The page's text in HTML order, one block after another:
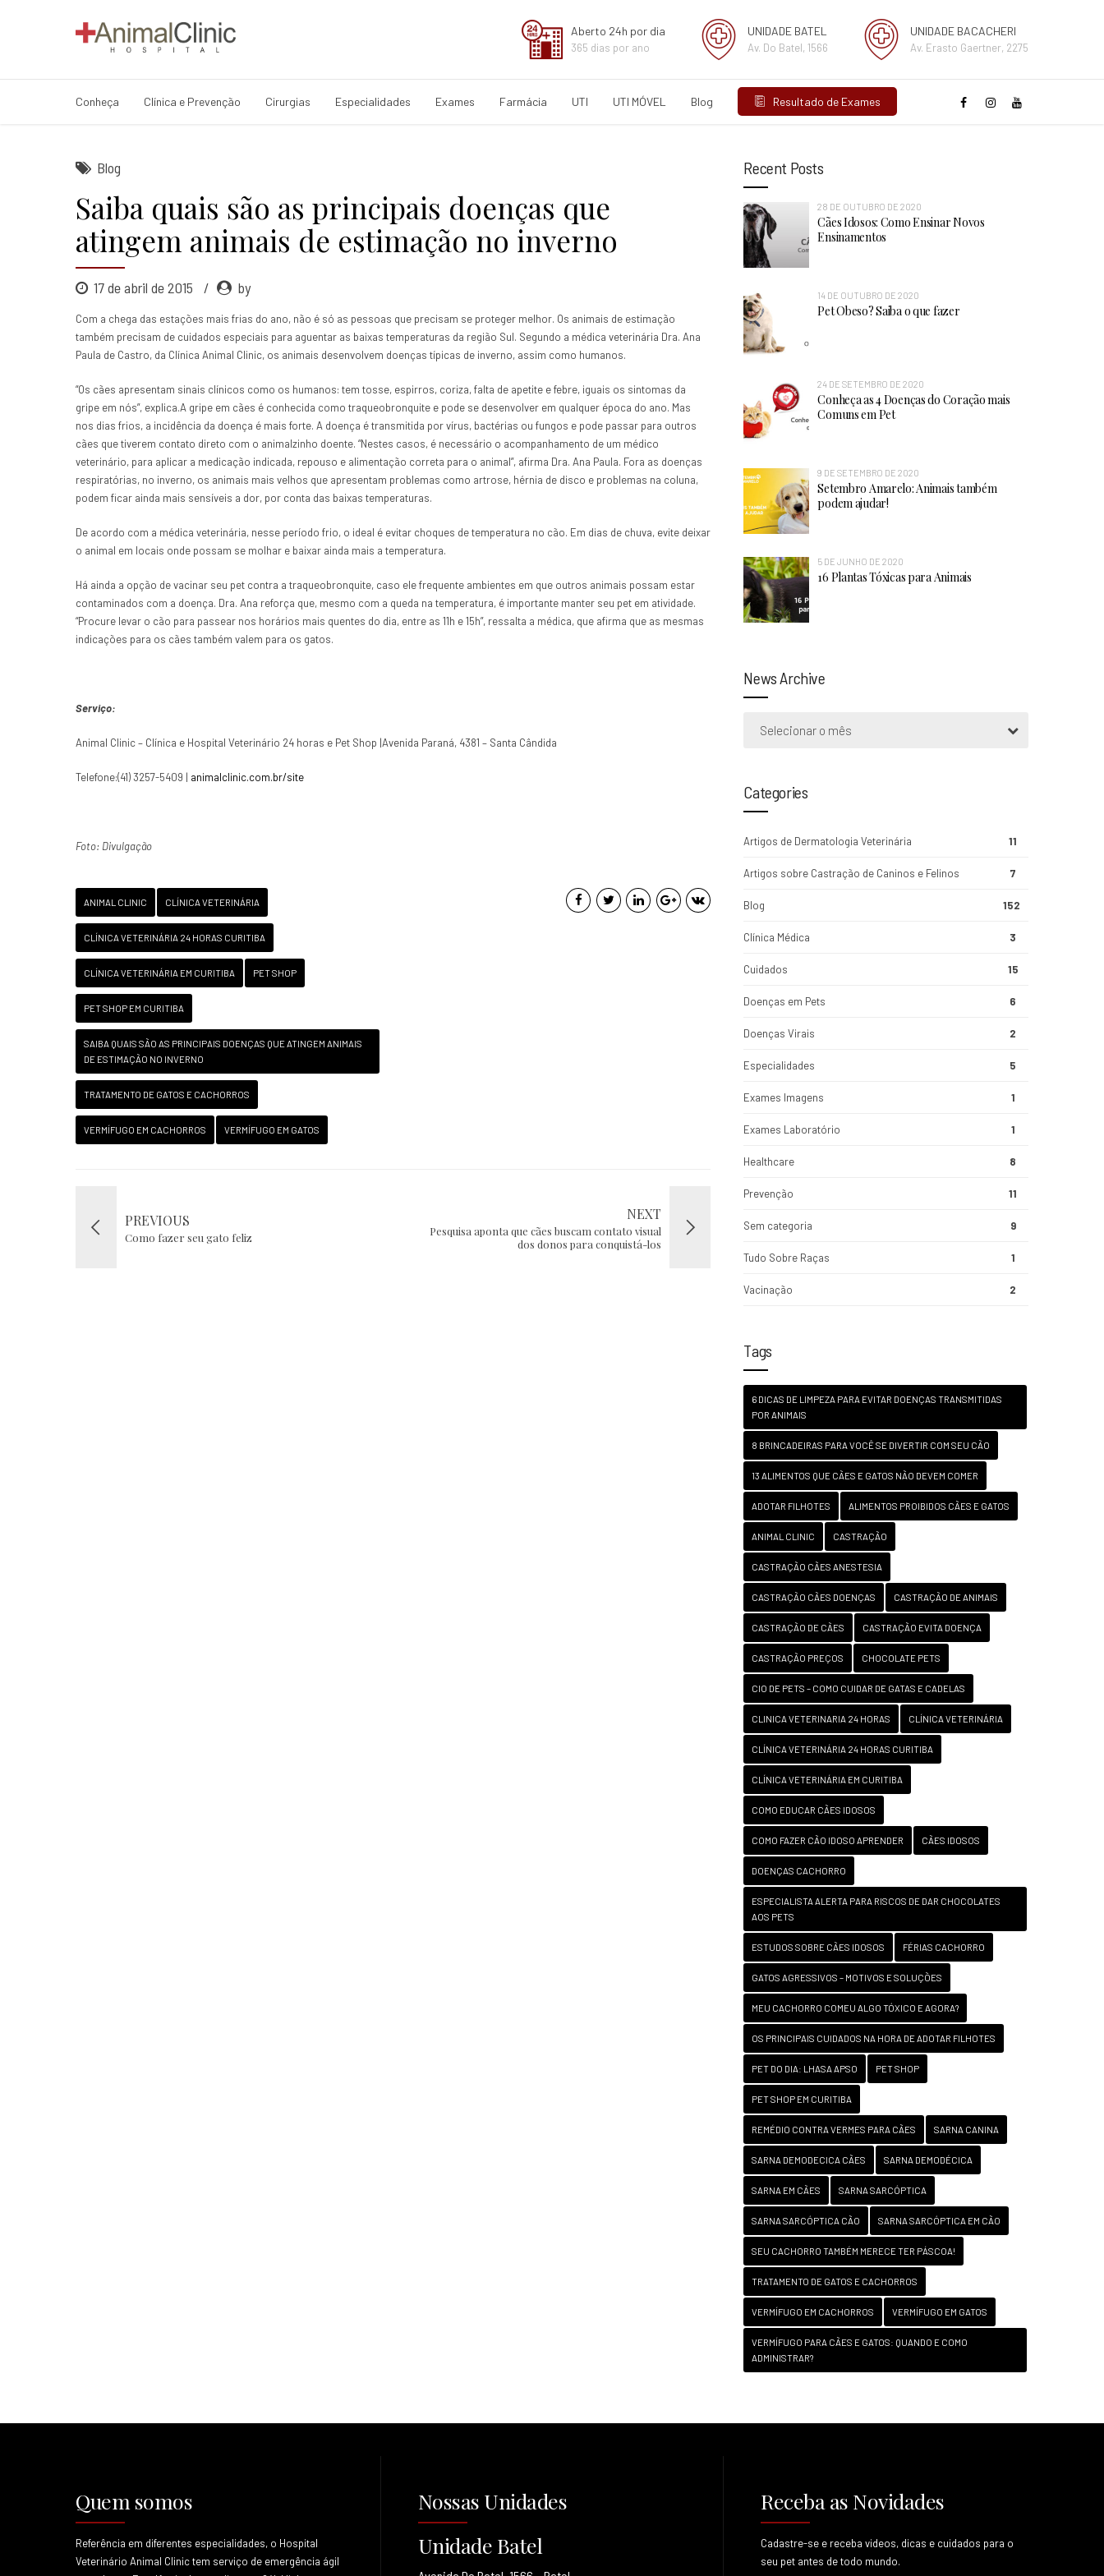
Aberto 24h por dia
365 dias por ano
UNIDADE BATEL
Av. Do Batel, 1566
UNIDADE BACACHERI
Av. Erasto Gaertner, 2275
Conheça Clínica e Prevenção Cirurgias Especialidades Exames Farmácia UTI UTI MÓVEL Blog Resultado de Exames
Blog
Saiba quais são as principais doenças que
atingem animais de estimação no inverno
17 de abril de 2015 by
Com a chega das estações mais frias do ano, não é só as pessoas que precisam se proteger melhor. Os animais de estimação
também precisam de cuidados especiais para aguentar as baixas temperaturas da região Sul. Segundo a médica veterinária Dra. Ana
Paula de Castro, da Clínica Animal Clinic, os animais desenvolvem doenças típicas de inverno, assim como humanos.
“Os cães apresentam sinais clínicos como os humanos: tem tosse, espirros, coriza, falta de apetite e febre, iguais os sintomas da
gripe em nós”, explica.A gripe em cães é conhecida como traqueobronquite e pode se desenvolver em qualquer época do ano. Mas
nos dias frios, a incidência da doença é mais forte. A doença é transmitida por vírus, bactérias ou fungos e pode passar para outros
cães que tiverem contato direto com o animalzinho doente. “Nestes casos, é necessário o acompanhamento de um médico
veterinário, para aplicar a medicação indicada, repouso e alimentação correta para o animal”, afirma Dra. Ana Paula. Fora as doenças
respiratórias, no inverno, os animais mais velhos que apresentam problemas como artrose, hérnia de disco e problemas na coluna,
podem ficar ainda mais sensíveis a dor, por conta das baixas temperaturas.
De acordo com a médica veterinária, nesse período frio, o ideal é evitar choques de temperatura no cão. Em dias de chuva, evite deixar
o animal em locais onde possam se molhar e baixar ainda mais a temperatura.
Há ainda a opção de vacinar seu pet contra a traqueobronquite, caso ele frequente ambientes em que outros animais possam estar
contaminados com a doença. Dra. Ana reforça que, mesmo com a queda na temperatura, é importante manter seu pet em atividade.
“Procure levar o cão para passear nos horários mais quentes do dia, entre as 11h e 15h”, ressalta a médica, que afirma que as mesmas
indicações para os cães também valem para os gatos.
Serviço:
Animal Clinic – Clínica e Hospital Veterinário 24 horas e Pet Shop |Avenida Paraná, 4381 – Santa Cândida
Telefone:(41) 3257-5409 | animalclinic.com.br/site
Foto: Divulgação
ANIMAL CLINIC CLÍNICA VETERINÁRIA
CLÍNICA VETERINÁRIA 24 HORAS CURITIBA
CLÍNICA VETERINÁRIA EM CURITIBA PET SHOP
PET SHOP EM CURITIBA
SAIBA QUAIS SÃO AS PRINCIPAIS DOENÇAS QUE ATINGEM ANIMAIS
DE ESTIMAÇÃO NO INVERNO
TRATAMENTO DE GATOS E CACHORROS
VERMÍFUGO EM CACHORROS VERMÍFUGO EM GATOS
PREVIOUS
Como fazer seu gato feliz
NEXT
Pesquisa aponta que cães buscam contato visual
dos donos para conquistá-los
Recent Posts
28 DE OUTUBRO DE 2020
Cães Idosos: Como Ensinar Novos
Ensinamentos
14 DE OUTUBRO DE 2020
Pet Obeso? Saiba o que fazer
24 DE SETEMBRO DE 2020
Conheça as 4 Doenças do Coração mais
Comuns em Pet
9 DE SETEMBRO DE 2020
Setembro Amarelo: Animais também
podem ajudar!
5 DE JUNHO DE 2020
16 Plantas Tóxicas para Animais
News Archive
Selecionar o mês
Categories
Artigos de Dermatologia Veterinária 11
Artigos sobre Castração de Caninos e Felinos 7
Blog 152
Clínica Médica 3
Cuidados 15
Doenças em Pets 6
Doenças Virais 2
Especialidades 5
Exames Imagens 1
Exames Laboratório 1
Healthcare 8
Prevenção 11
Sem categoria 9
Tudo Sobre Raças 1
Vacinação 2
Tags
6 DICAS DE LIMPEZA PARA EVITAR DOENÇAS TRANSMITIDAS
POR ANIMAIS
8 BRINCADEIRAS PARA VOCÊ SE DIVERTIR COM SEU CÃO
13 ALIMENTOS QUE CÃES E GATOS NÃO DEVEM COMER
ADOTAR FILHOTES ALIMENTOS PROIBIDOS CÃES E GATOS
ANIMAL CLINIC CASTRAÇÃO
CASTRAÇÃO CÃES ANESTESIA
CASTRAÇÃO CÃES DOENÇAS CASTRAÇÃO DE ANIMAIS
CASTRAÇÃO DE CÃES CASTRAÇÃO EVITA DOENÇA
CASTRAÇÃO PREÇOS CHOCOLATE PETS
CIO DE PETS – COMO CUIDAR DE GATAS E CADELAS
CLINICA VETERINARIA 24 HORAS CLÍNICA VETERINÁRIA
CLÍNICA VETERINÁRIA 24 HORAS CURITIBA
CLÍNICA VETERINÁRIA EM CURITIBA
COMO EDUCAR CÃES IDOSOS
COMO FAZER CÃO IDOSO APRENDER CÃES IDOSOS
DOENÇAS CACHORRO
ESPECIALISTA ALERTA PARA RISCOS DE DAR CHOCOLATES
AOS PETS
ESTUDOS SOBRE CÃES IDOSOS FÉRIAS CACHORRO
GATOS AGRESSIVOS – MOTIVOS E SOLUÇÕES
MEU CACHORRO COMEU ALGO TÓXICO E AGORA?
OS PRINCIPAIS CUIDADOS NA HORA DE ADOTAR FILHOTES
PET DO DIA: LHASA APSO PET SHOP
PET SHOP EM CURITIBA
REMÉDIO CONTRA VERMES PARA CÃES SARNA CANINA
SARNA DEMODECICA CÃES SARNA DEMODÉCICA
SARNA EM CÃES SARNA SARCÓPTICA
SARNA SARCÓPTICA CÃO SARNA SARCÓPTICA EM CÃO
SEU CACHORRO TAMBÉM MERECE TER PÁSCOA!
TRATAMENTO DE GATOS E CACHORROS
VERMÍFUGO EM CACHORROS VERMÍFUGO EM GATOS
VERMÍFUGO PARA CÃES E GATOS: QUANDO E COMO
ADMINISTRAR?
Quem somos
Referência em diferentes especialidades, o Hospital
Veterinário Animal Clinic tem serviço de emergência ágil
Nossas Unidades
Unidade Batel
Receba as Novidades
Cadastre-se e receba videos, dicas e cuidados para o
seu pet antes de todo mundo.